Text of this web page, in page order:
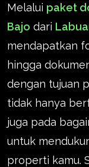
Melalui paket
Bajo dari
mendapatkan
hingga
dengan tujuan
tidak hanya
juga pada
untuk
properti kamu.